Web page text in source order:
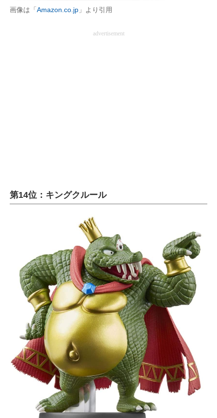
画像は「 Amazon.co.jp 」より引用
advertisement
第14位：キングクルール